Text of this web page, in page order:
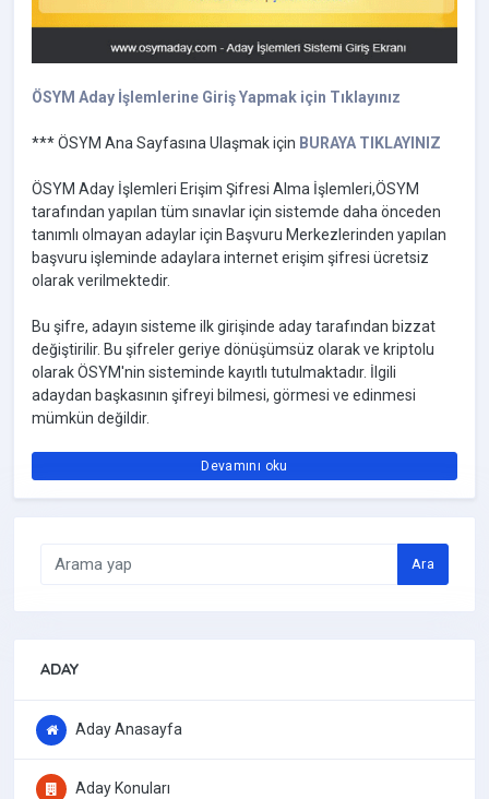
ÖSYM Aday İşlemlerine Giriş Yapmak için Tıklayınız
*** ÖSYM Ana Sayfasına Ulaşmak için BURAYA TIKLAYINIZ
ÖSYM Aday İşlemleri Erişim Şifresi Alma İşlemleri,ÖSYM
tarafından yapılan tüm sınavlar için sistemde daha önceden
tanımlı olmayan adaylar için Başvuru Merkezlerinden yapılan
başvuru işleminde adaylara internet erişim şifresi ücretsiz
olarak verilmektedir.
Bu şifre, adayın sisteme ilk girişinde aday tarafından bizzat
değiştirilir. Bu şifreler geriye dönüşümsüz olarak ve kriptolu
olarak ÖSYM'nin sisteminde kayıtlı tutulmaktadır. İlgili
adaydan başkasının şifreyi bilmesi, görmesi ve edinmesi
mümkün değildir.
Devamını oku
Ara
ADAY
Aday Anasayfa
Aday Konuları